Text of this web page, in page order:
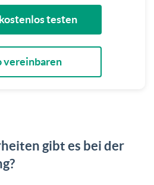
testen
vereinbaren
gibt es bei der